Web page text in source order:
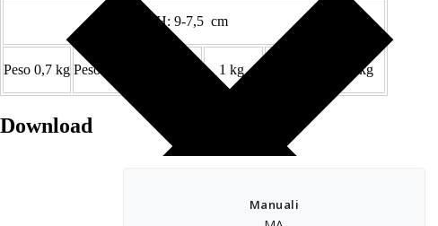
H: 9-7,5 cm
Peso 0,7 kg Peso 0,8 kg 1 kg 1,1 kg
Download